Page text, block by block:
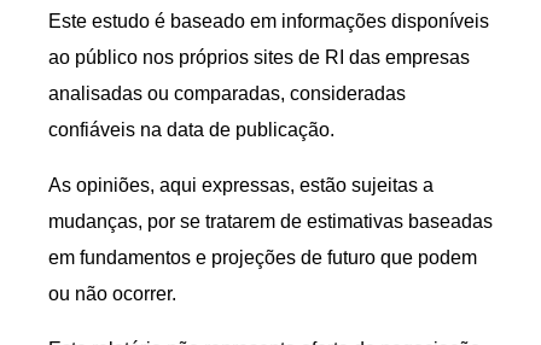
Este estudo é baseado em informações disponíveis
ao público nos próprios sites de RI das empresas
analisadas ou comparadas, consideradas
confiáveis na data de publicação.
As opiniões, aqui expressas, estão sujeitas a
mudanças, por se tratarem de estimativas baseadas
em fundamentos e projeções de futuro que podem
ou não ocorrer.